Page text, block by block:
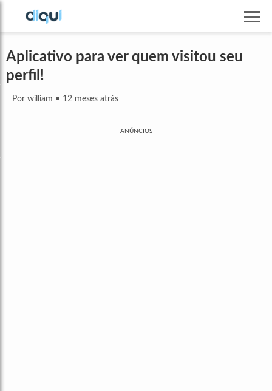
Aplicativo para ver quem visitou seu
perfil!
Por william • 12 meses atrás
ANÚNCIOS